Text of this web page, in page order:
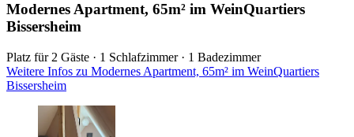
Modernes Apartment, 65m² im WeinQuartiers
Bissersheim
Platz für 2 Gäste · 1 Schlafzimmer · 1 Badezimmer
Weitere Infos zu Modernes Apartment, 65m² im WeinQuartiers
Bissersheim